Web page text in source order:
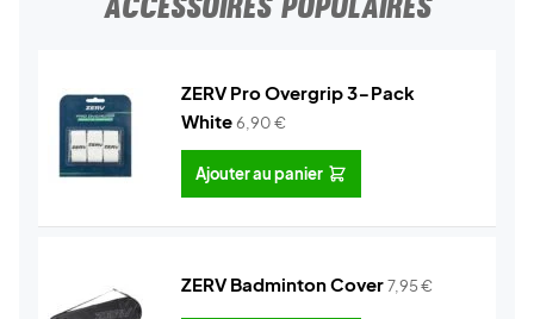
ZERV Pro Overgrip 3-Pack
White6,90€
Ajouter au panier
ZERV Badminton Cover7,95€